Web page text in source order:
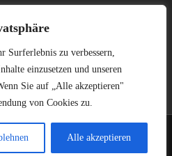
Surferlebnis zu verbessern,
einzusetzen und unseren
Sie auf „Alle akzeptieren"
von Cookies zu.
Alle akzeptieren
1925 e.V.
Datenschutz